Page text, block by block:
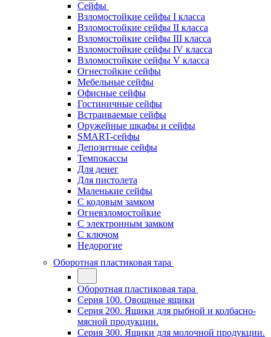
Сейфы
Взломостойкие сейфы I класса
Взломостойкие сейфы II класса
Взломостойкие сейфы III класса
Взломостойкие сейфы IV класса
Взломостойкие сейфы V класса
Огнестойкие сейфы
Мебельные сейфы
Офисные сейфы
Гостиничные сейфы
Встраиваемые сейфы
Оружейные шкафы и сейфы
SMART-сейфы
Депозитные сейфы
Темпокассы
Для денег
Для пистолета
Маленькие сейфы
С кодовым замком
Огневзломостойкие
С электронным замком
С ключом
Недорогие
Оборотная пластиковая тара
Оборотная пластиковая тара
Серия 100. Овощные ящики
Серия 200. Ящики для рыбной и колбасно-
мясной продукции.
Серия 300. Ящики для молочной продукции.